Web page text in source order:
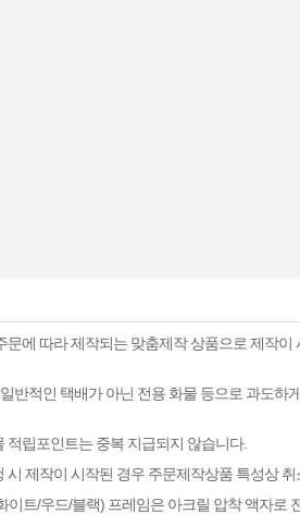
문에 따라 제작되는 맞춤제작 상품으로 제작
반적인 택배가 아닌 전용 화물 등으로 과도
적립포인트는 중복 지급되지 않습니다.
시 제작이 시작된 경우 주문제작상품 특성상
이트/우드/블랙) 프레임은 아크릴 압착 액자